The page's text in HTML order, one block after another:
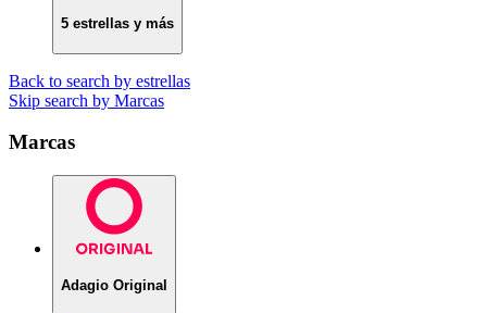
5 estrellas y más
Back to search by estrellas
Skip search by Marcas
Marcas
Adagio Original